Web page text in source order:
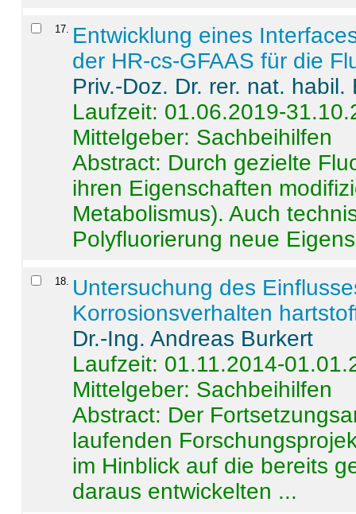
17
Entwicklung eines
der HR-cs-GFAAS für die
Priv.-Doz. Dr. rer. nat.
Laufzeit: 01.06.2019-
Mittelgeber: Sachbeihilfen
Abstract: Durch gezielte
ihren Eigenschaften
Metabolismus). Auch
Polyfluorierung neue
18
Untersuchung des
Korrosionsverhalten
Dr.-Ing. Andreas Burkert
Laufzeit: 01.11.2014-
Mittelgeber: Sachbeihilfen
Abstract: Der
laufenden
im Hinblick auf die bereits
daraus entwickelten ...